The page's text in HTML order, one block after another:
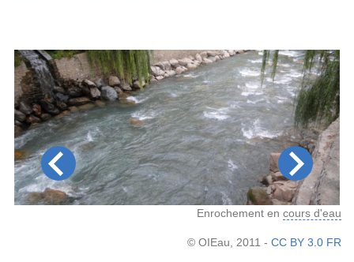
Enrochement en cours d'eau
© OIEau, 2011 - CC BY 3.0 FR